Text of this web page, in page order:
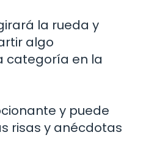
la rueda y
algo
categoría en la
y puede
risas y anécdotas